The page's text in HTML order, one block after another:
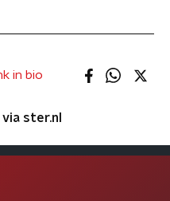
in bio
ster.nl